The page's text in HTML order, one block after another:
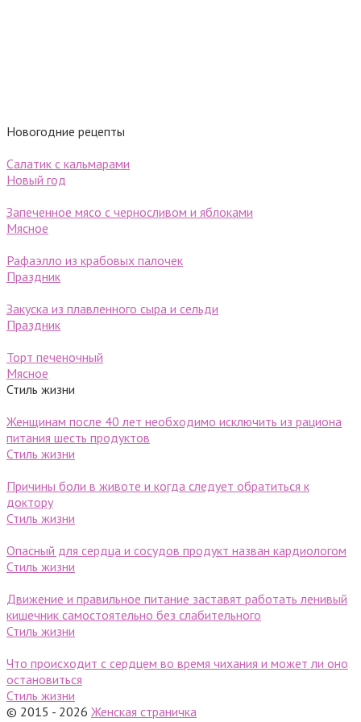
Новогодние рецепты
Салатик с кальмарами
Новый год
Запеченное мясо с черносливом и яблоками
Мясное
Рафаэлло из крабовых палочек
Праздник
Закуска из плавленного сыра и сельди
Праздник
Торт печеночный
Мясное
Стиль жизни
Женщинам после 40 лет необходимо исключить из рациона
питания шесть продуктов
Стиль жизни
Причины боли в животе и когда следует обратиться к
доктору
Стиль жизни
Опасный для сердца и сосудов продукт назван кардиологом
Стиль жизни
Движение и правильное питание заставят работать ленивый
кишечник самостоятельно без слабительного
Стиль жизни
Что происходит с сердцем во время чихания и может ли оно
остановиться
Стиль жизни
© 2015 - 2026 Женская страничка